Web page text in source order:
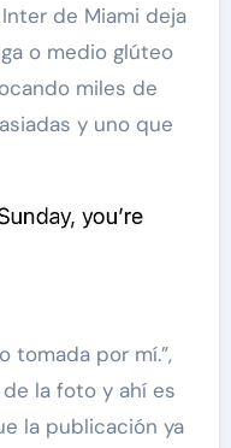
de Miami deja
o medio glúteo
miles de
y uno que
tomada por mí.”,
la foto y ahí es
la publicación ya